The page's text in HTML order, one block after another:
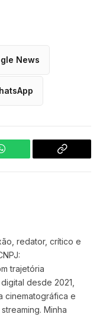
News
WhatsApp
Copy
redator, crítico e
trajetória
desde 2021,
cinematográfica e
Minha